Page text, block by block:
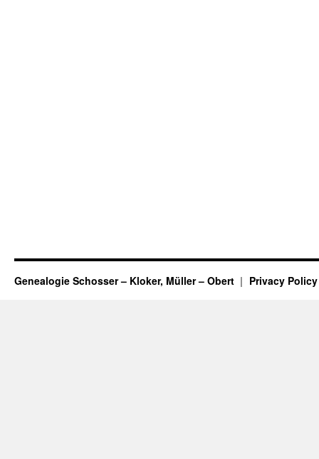
Genealogie Schosser – Kloker, Müller – Obert Privacy Policy